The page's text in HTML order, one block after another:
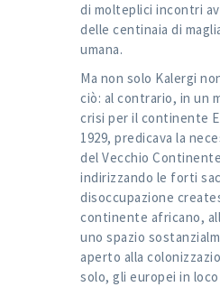
di molteplici incontri
delle centinaia di
umana.
Ma non solo Kalergi
ciò: al contrario, in un
crisi per il continente
1929, predicava la
del Vecchio
indirizzando le forti
disoccupazione
continente africano,
uno spazio
aperto alla
solo, gli europei in